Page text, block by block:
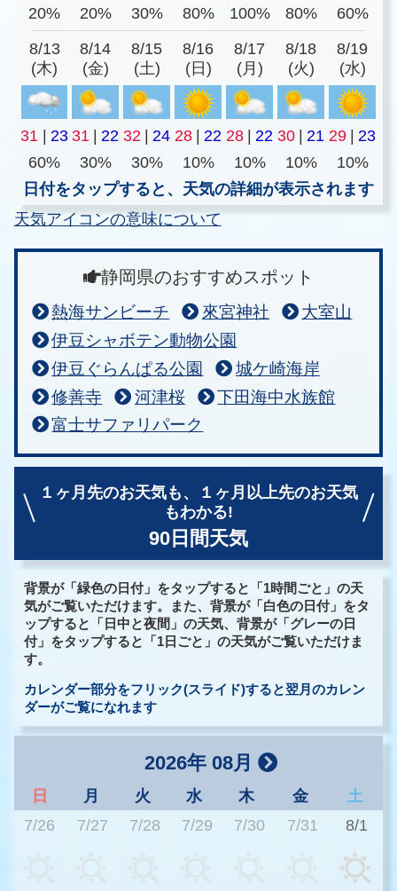
20%
20% 30% 80% 100% 80% 60%
8/13
(木)
8/14
(金)
8/15
(土)
8/16
(日)
8/17
(月)
8/18
(火)
8/19
(水)
31 | 23 31 | 22 32 | 24 28 | 22 28 | 22 30 | 21 29 | 23
60%
30% 30% 10% 10% 10%
10%
日付をタップすると、天気の詳細が表示されます
天気アイコンの意味について
静岡県のおすすめスポット
熱海サンビーチ 來宮神社
大室山
伊豆シャボテン動物公園
伊豆ぐらんぱる公園
城ケ崎海岸
修善寺
河津桜
下田海中水族館
富士サファリパーク
１ヶ月先のお天気も、
１ヶ月以上先のお天気
もわかる!
90日間天気
背景が「緑色の日付」をタップすると「1時間ごと」の天
気がご覧いただけます。また、背景が「白色の日付」をタ
ップすると「日中と夜間」の天気、背景が「グレーの日
付」をタップすると「1日ごと」の天気がご覧いただけま
す。
カレンダー部分をフリック(スライド)すると翌月のカレン
ダーがご覧になれます
2026年 08月
日 月 火 水 木 金
土
7/26
7/27 7/28 7/29 7/30 7/31 8/1